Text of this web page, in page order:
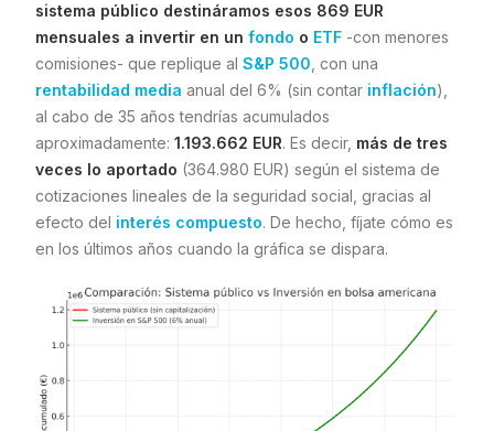
sistema público destináramos esos 869 EUR
mensuales a invertir en un fondo o ETF -con menores
comisiones- que replique al S&P 500 , con una
rentabilidad media anual del 6% (sin contar inflación),
al cabo de 35 años tendrías acumulados
aproximadamente: 1.193.662 EUR. Es decir, más de tres
veces lo aportado (364.980 EUR) según el sistema de
cotizaciones lineales de la seguridad social, gracias al
efecto del interés compuesto. De hecho, fíjate cómo es
en los últimos años cuando la gráfica se dispara.